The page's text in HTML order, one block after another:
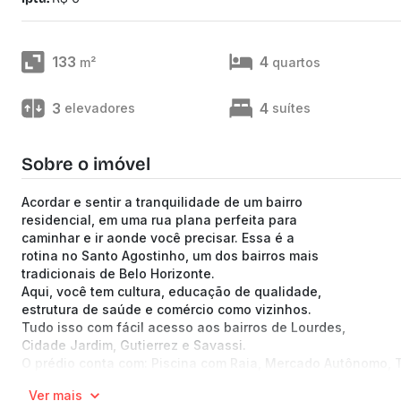
133 m² 4 quartos
3 elevadores 4 suítes
Sobre o imóvel
Acordar e sentir a tranquilidade de um bairro
residencial, em uma rua plana perfeita para
caminhar e ir aonde você precisar. Essa é a
rotina no Santo Agostinho, um dos bairros mais
tradicionais de Belo Horizonte.
Aqui, você tem cultura, educação de qualidade,
estrutura de saúde e comércio como vizinhos.
Tudo isso com fácil acesso aos bairros de Lourdes,
Cidade Jardim, Gutierrez e Savassi.
O prédio conta com: Piscina com Raia, Mercado
Ver mais